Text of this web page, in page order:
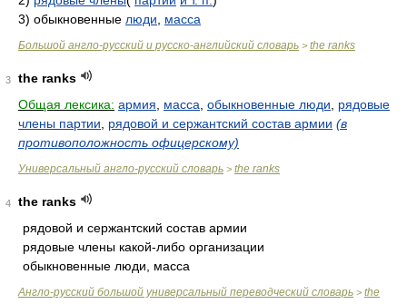
3) обыкновенные люди масса
Большой англо-русский и русско-английский словарь > the ranks
3
the ranks
Общая лексика: армия масса обыкновенные люди
рядовые
члены партии
рядовой и сержантский состав армии (в
противоположность офицерскому)
Универсальный англо-русский словарь > the ranks
4
the ranks
рядовой и сержантский состав армии
рядовые члены какой-либо организации
обыкновенные люди, масса
Англо-русский большой универсальный переводческий словарь > the